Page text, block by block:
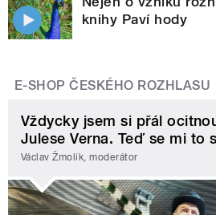
knihy Paví hody
E-SHOP ČESKÉHO ROZHLASU
Vždycky jsem si přál
Julese Verna. Teď se mi to
Václav Žmolík, moderátor